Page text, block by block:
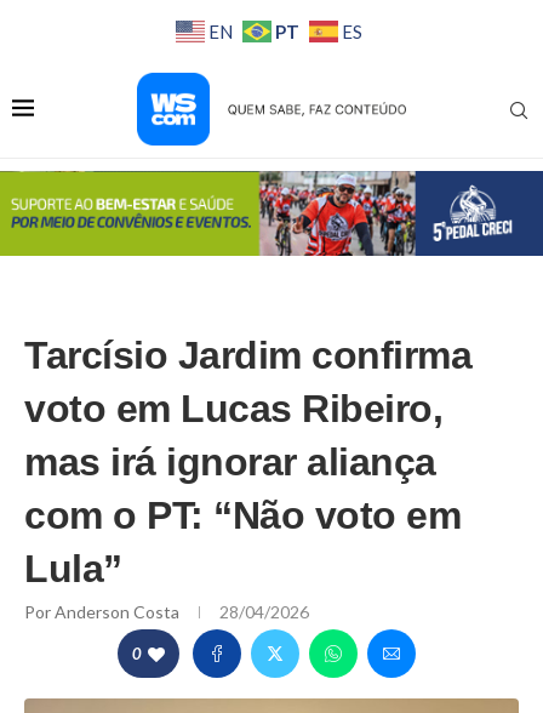
EN PT ES
Tarcísio Jardim confirma
voto em Lucas Ribeiro,
mas irá ignorar aliança
com o PT: “Não voto em
Lula”
PorAnderson Costa 28/04/2026
0